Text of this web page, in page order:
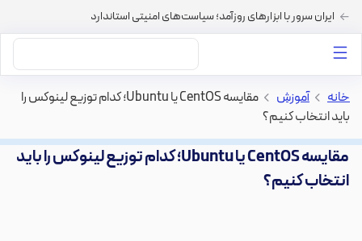
ایران سرور با ابزارهای روزآمد؛ سیاست‌های امنیتی استاندارد
خانه > آموزش >
مقایسه CentOS یا Ubuntu؛ کدام توزیع لینوکس را
باید انتخاب کنیم؟
مقایسه CentOS یا Ubuntu؛ کدام توزیع لینوکس را باید
انتخاب کنیم؟